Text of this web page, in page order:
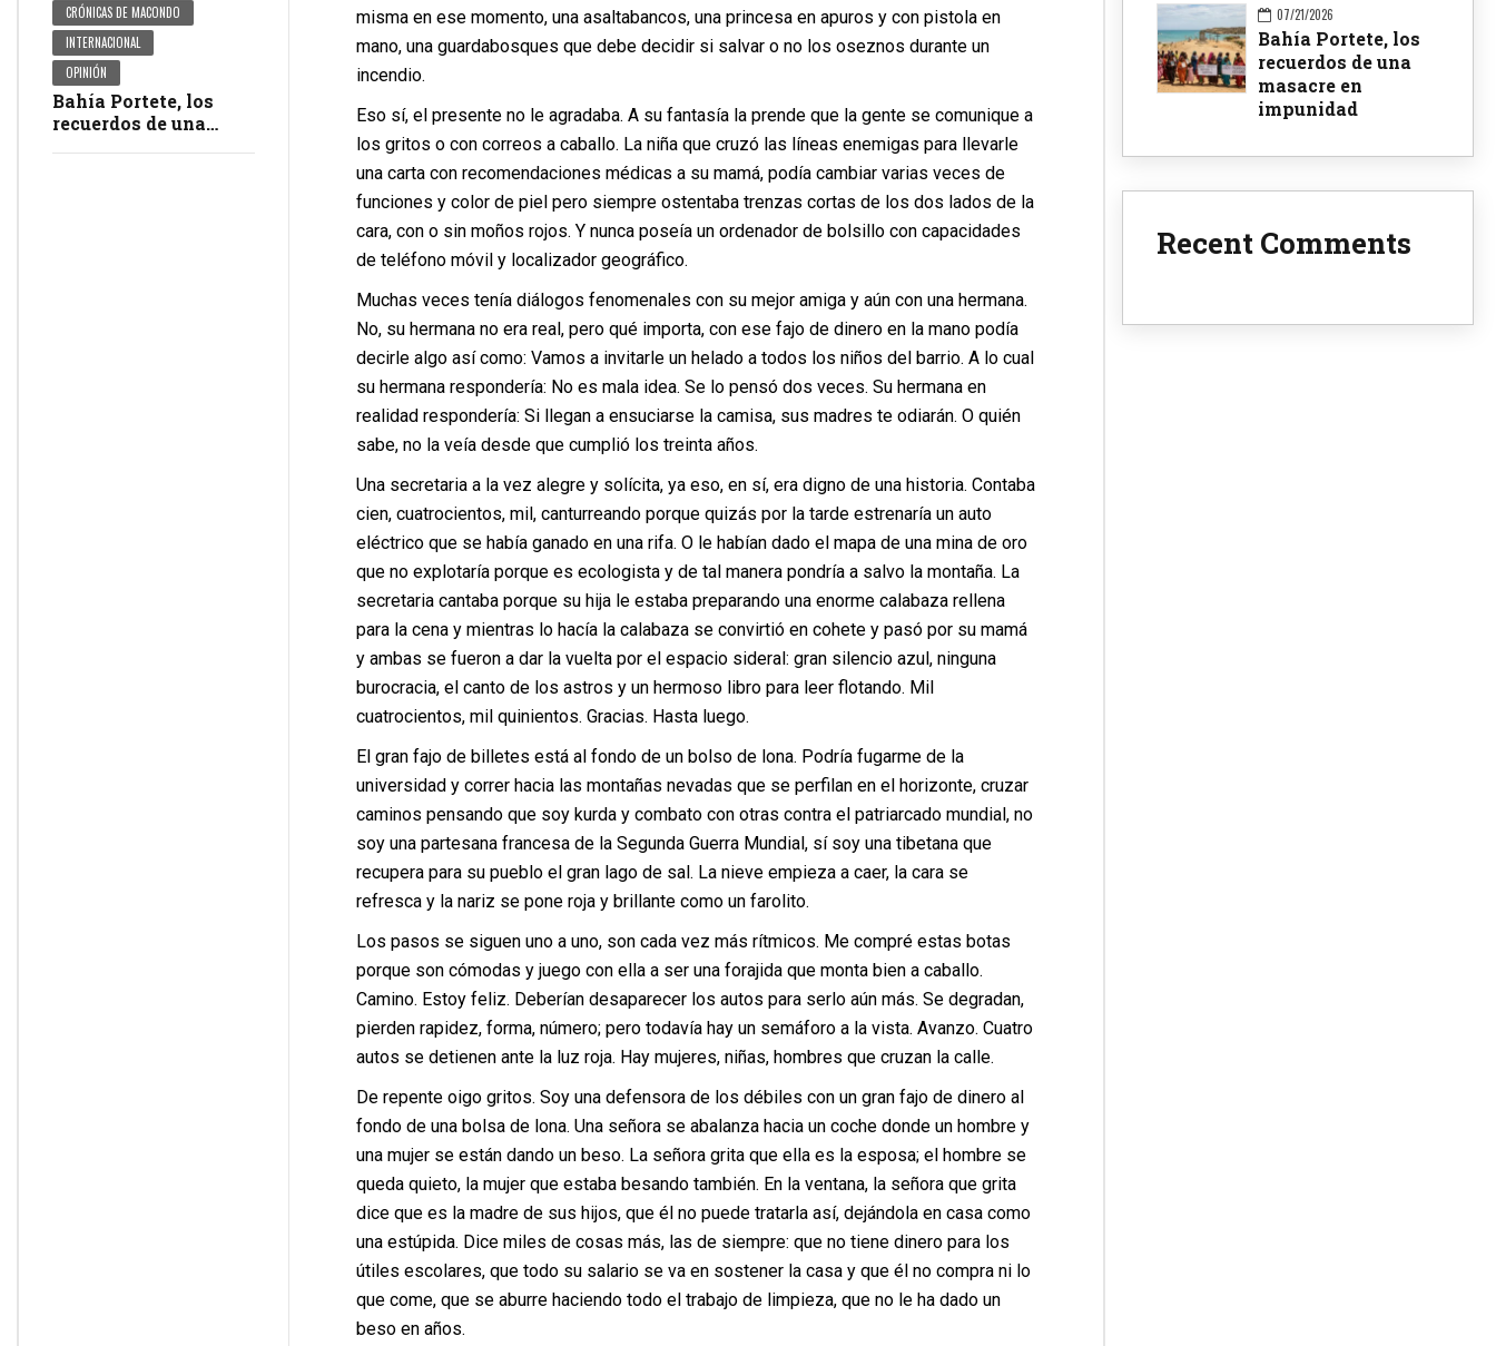
CRÓNICAS DE MACONDO
INTERNACIONAL
OPINIÓN
Bahía Portete, los
recuerdos de una
misma en ese momento, una asaltabancos, una princesa en apuros y con pistola en
mano, una guardabosques que debe decidir si salvar o no los oseznos durante un
incendio.
Eso sí, el presente no le agradaba. A su fantasía la prende que la gente se comunique a
los gritos o con correos a caballo. La niña que cruzó las líneas enemigas para llevarle
una carta con recomendaciones médicas a su mamá, podía cambiar varias veces de
funciones y color de piel pero siempre ostentaba trenzas cortas de los dos lados de la
cara, con o sin moños rojos. Y nunca poseía un ordenador de bolsillo con capacidades
de teléfono móvil y localizador geográfico.
Muchas veces tenía diálogos fenomenales con su mejor amiga y aún con una hermana.
No, su hermana no era real, pero qué importa, con ese fajo de dinero en la mano podía
decirle algo así como: Vamos a invitarle un helado a todos los niños del barrio. A lo cual
su hermana respondería: No es mala idea. Se lo pensó dos veces. Su hermana en
realidad respondería: Si llegan a ensuciarse la camisa, sus madres te odiarán. O quién
sabe, no la veía desde que cumplió los treinta años.
Una secretaria a la vez alegre y solícita, ya eso, en sí, era digno de una historia. Contaba
cien, cuatrocientos, mil, canturreando porque quizás por la tarde estrenaría un auto
eléctrico que se había ganado en una rifa. O le habían dado el mapa de una mina de oro
que no explotaría porque es ecologista y de tal manera pondría a salvo la montaña. La
secretaria cantaba porque su hija le estaba preparando una enorme calabaza rellena
para la cena y mientras lo hacía la calabaza se convirtió en cohete y pasó por su mamá
y ambas se fueron a dar la vuelta por el espacio sideral: gran silencio azul, ninguna
burocracia, el canto de los astros y un hermoso libro para leer flotando. Mil
cuatrocientos, mil quinientos. Gracias. Hasta luego.
El gran fajo de billetes está al fondo de un bolso de lona. Podría fugarme de la
universidad y correr hacia las montañas nevadas que se perfilan en el horizonte, cruzar
caminos pensando que soy kurda y combato con otras contra el patriarcado mundial, no
soy una partesana francesa de la Segunda Guerra Mundial, sí soy una tibetana que
recupera para su pueblo el gran lago de sal. La nieve empieza a caer, la cara se
refresca y la nariz se pone roja y brillante como un farolito.
Los pasos se siguen uno a uno, son cada vez más rítmicos. Me compré estas botas
porque son cómodas y juego con ella a ser una forajida que monta bien a caballo.
Camino. Estoy feliz. Deberían desaparecer los autos para serlo aún más. Se degradan,
pierden rapidez, forma, número; pero todavía hay un semáforo a la vista. Avanzo. Cuatro
autos se detienen ante la luz roja. Hay mujeres, niñas, hombres que cruzan la calle.
De repente oigo gritos. Soy una defensora de los débiles con un gran fajo de dinero al
fondo de una bolsa de lona. Una señora se abalanza hacia un coche donde un hombre y
una mujer se están dando un beso. La señora grita que ella es la esposa; el hombre se
queda quieto, la mujer que estaba besando también. En la ventana, la señora que grita
dice que es la madre de sus hijos, que él no puede tratarla así, dejándola en casa como
una estúpida. Dice miles de cosas más, las de siempre: que no tiene dinero para los
útiles escolares, que todo su salario se va en sostener la casa y que él no compra ni lo
que come, que se aburre haciendo todo el trabajo de limpieza, que no le ha dado un
beso en años.
07/21/2026
Bahía Portete, los
recuerdos de una
masacre en
impunidad
Recent Comments